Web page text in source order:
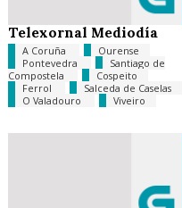
Telexornal Mediodía
A Coruña
Ourense
Pontevedra
Santiago de
Compostela
Cospeito
Ferrol
Salceda de Caselas
O Valadouro
Viveiro